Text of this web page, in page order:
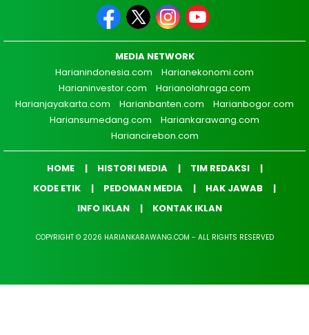
MEDIA NETWORK
Harianindonesia.com
Harianekonomi.com
Harianinvestor.com
Harianolahraga.com
Harianjayakarta.com
Harianbanten.com
Harianbogor.com
Hariansumedang.com
Hariankarawang.com
Hariancirebon.com
HOME HISTORI MEDIA
TIM REDAKSI
KODE ETIK
PEDOMAN MEDIA
HAK JAWAB
INFO IKLAN
KONTAK IKLAN
COPYRIGHT © 2026 HARIANKARAWANG.COM - ALL RIGHTS RESERVED